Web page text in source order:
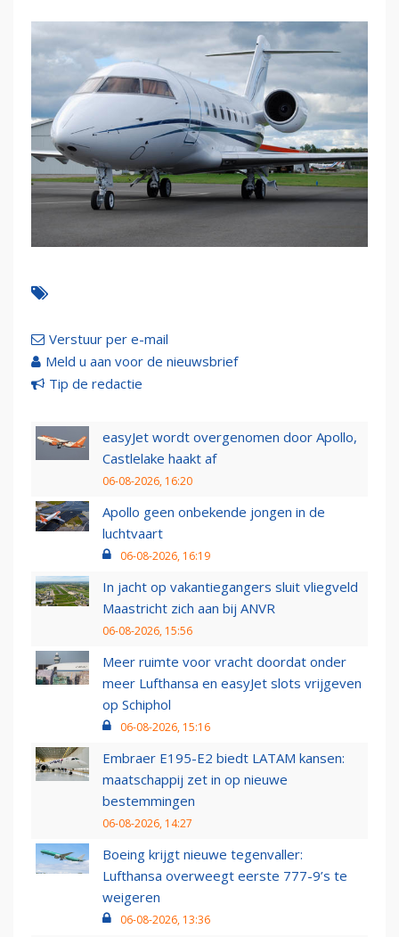
Verstuur per e-mail
Meld u aan voor de nieuwsbrief
Tip de redactie
easyJet wordt overgenomen door Apollo,
Castlelake haakt af
06-08-2026, 16:20
Apollo geen onbekende jongen in de
luchtvaart
06-08-2026, 16:19
In jacht op vakantiegangers sluit vliegveld
Maastricht zich aan bij ANVR
06-08-2026, 15:56
Meer ruimte voor vracht doordat onder
meer Lufthansa en easyJet slots vrijgeven
op Schiphol
06-08-2026, 15:16
Embraer E195-E2 biedt LATAM kansen:
maatschappij zet in op nieuwe
bestemmingen
06-08-2026, 14:27
Boeing krijgt nieuwe tegenvaller:
Lufthansa overweegt eerste 777-9’s te
weigeren
06-08-2026, 13:36